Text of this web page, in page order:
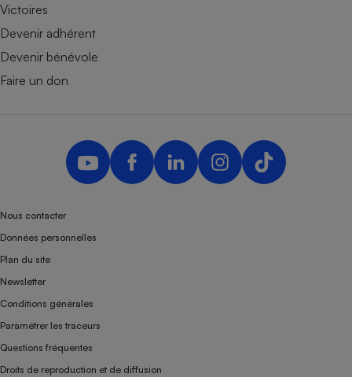
Victoires
Devenir adhérent
Devenir bénévole
Faire un don
Nous contacter
Données personnelles
Plan du site
Newsletter
Conditions générales
Paramétrer les traceurs
Questions fréquentes
Droits de reproduction et de diffusion